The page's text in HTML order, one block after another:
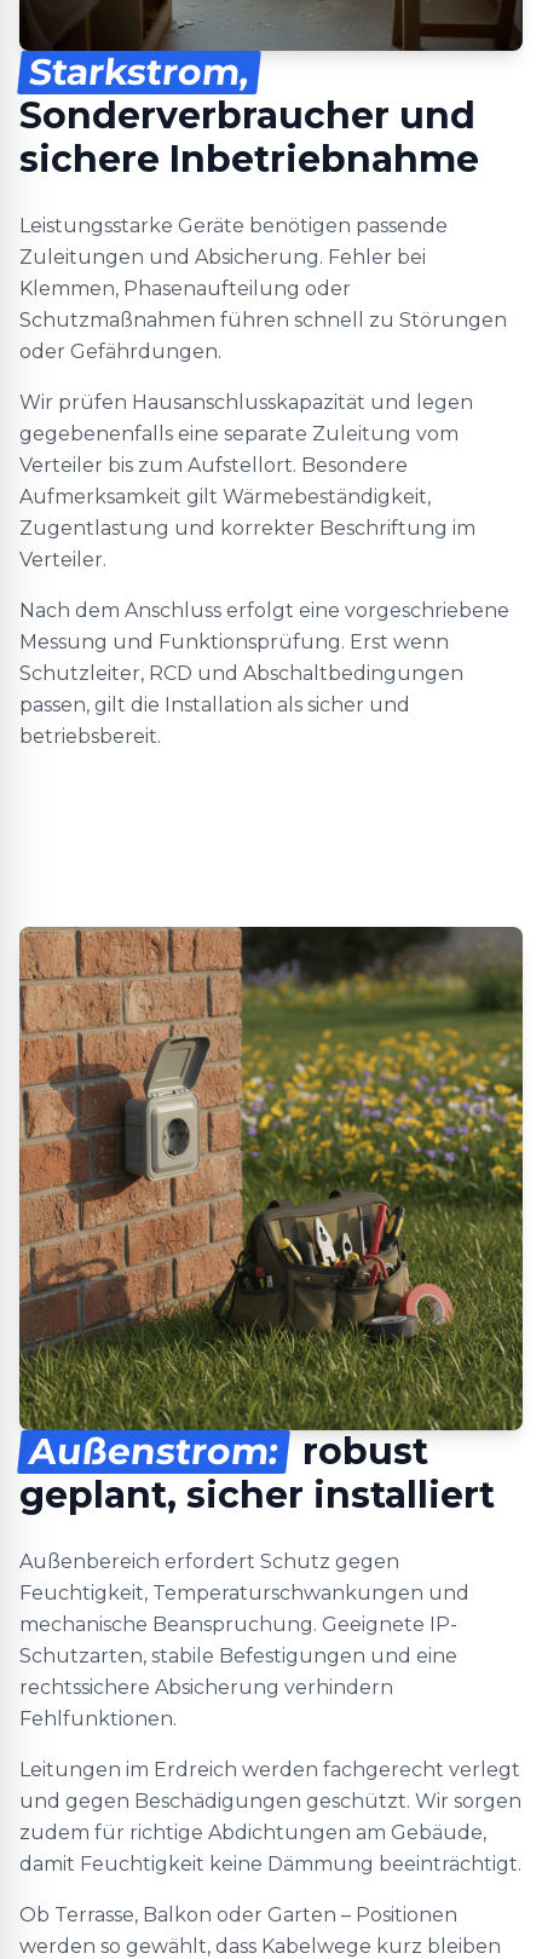
Starkstrom,
Sonderverbraucher und
sichere Inbetriebnahme
Leistungsstarke Geräte benötigen passende
Zuleitungen und Absicherung. Fehler bei
Klemmen, Phasenaufteilung oder
Schutzmaßnahmen führen schnell zu Störungen
oder Gefährdungen.
Wir prüfen Hausanschlusskapazität und legen
gegebenenfalls eine separate Zuleitung vom
Verteiler bis zum Aufstellort. Besondere
Aufmerksamkeit gilt Wärmebeständigkeit,
Zugentlastung und korrekter Beschriftung im
Verteiler.
Nach dem Anschluss erfolgt eine vorgeschriebene
Messung und Funktionsprüfung. Erst wenn
Schutzleiter, RCD und Abschaltbedingungen
passen, gilt die Installation als sicher und
betriebsbereit.
Außenstrom: robust
geplant, sicher installiert
Außenbereich erfordert Schutz gegen
Feuchtigkeit, Temperaturschwankungen und
mechanische Beanspruchung. Geeignete IP-
Schutzarten, stabile Befestigungen und eine
rechtssichere Absicherung verhindern
Fehlfunktionen.
Leitungen im Erdreich werden fachgerecht verlegt
und gegen Beschädigungen geschützt. Wir sorgen
zudem für richtige Abdichtungen am Gebäude,
damit Feuchtigkeit keine Dämmung beeinträchtigt.
Ob Terrasse, Balkon oder Garten – Positionen
werden so gewählt, dass Kabelwege kurz bleiben